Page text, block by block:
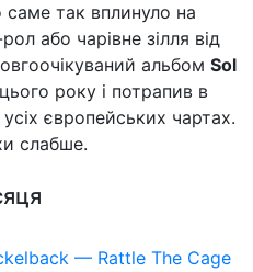
так вплинуло на
або чарівне зілля від
альбом Sol
року і потрапив в
європейських чартах.
слабше.